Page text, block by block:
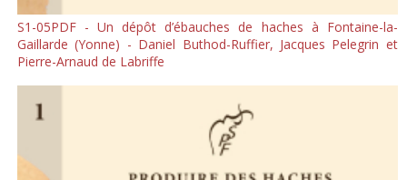
S1-05PDF - Un dépôt d’ébauches de haches à Fontaine-la-
Gaillarde (Yonne) - Daniel Buthod-Ruffier, Jacques Pelegrin et
Pierre-Arnaud de Labriffe